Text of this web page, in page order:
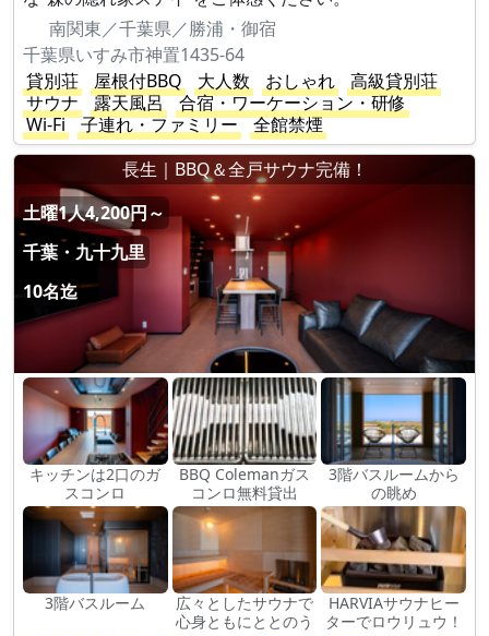
南関東／千葉県／勝浦・御宿
千葉県いすみ市神置1435-64
貸別荘
屋根付BBQ 大人数 おしゃれ
高級貸別荘
サウナ
露天風呂
合宿・ワーケーション・研修
Wi-Fi
子連れ・ファミリー
全館禁煙
長生｜BBQ＆全戸サウナ完備！
土曜1人4,200円～
千葉・九十九里
10名迄
キッチンは2口のガ
スコンロ
BBQ Colemanガス
コンロ無料貸出
3階バスルームから
の眺め
3階バスルーム
広々としたサウナで
心身ともにととのう
HARVIAサウナヒー
ターでロウリュウ！